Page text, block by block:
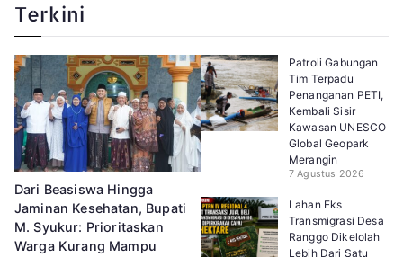
Terkini
Dari Beasiswa Hingga
Jaminan Kesehatan, Bupati
M. Syukur: Prioritaskan
Warga Kurang Mampu
Patroli Gabungan
Tim Terpadu
Penanganan PETI,
Kembali Sisir
Kawasan UNESCO
Global Geopark
Merangin
7 Agustus 2026
Lahan Eks
Transmigrasi Desa
Ranggo Dikelolah
Lebih Dari Satu